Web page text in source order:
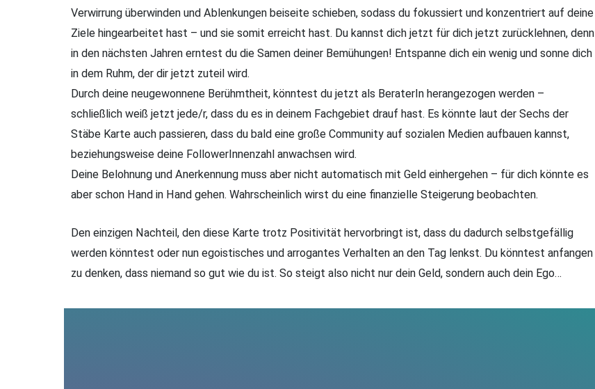
Verwirrung überwinden und Ablenkungen beiseite schieben, sodass du fokussiert und konzentriert auf deine
Ziele hingearbeitet hast – und sie somit erreicht hast. Du kannst dich jetzt für dich jetzt zurücklehnen, denn
in den nächsten Jahren erntest du die Samen deiner Bemühungen! Entspanne dich ein wenig und sonne dich
in dem Ruhm, der dir jetzt zuteil wird.
Durch deine neugewonnene Berühmtheit, könntest du jetzt als BeraterIn herangezogen werden –
schließlich weiß jetzt jede/r, dass du es in deinem Fachgebiet drauf hast. Es könnte laut der Sechs der
Stäbe Karte auch passieren, dass du bald eine große Community auf sozialen Medien aufbauen kannst,
beziehungsweise deine FollowerInnenzahl anwachsen wird.
Deine Belohnung und Anerkennung muss aber nicht automatisch mit Geld einhergehen – für dich könnte es
aber schon Hand in Hand gehen. Wahrscheinlich wirst du eine finanzielle Steigerung beobachten.
Den einzigen Nachteil, den diese Karte trotz Positivität hervorbringt ist, dass du dadurch selbstgefällig
werden könntest oder nun egoistisches und arrogantes Verhalten an den Tag lenkst. Du könntest anfangen
zu denken, dass niemand so gut wie du ist. So steigt also nicht nur dein Geld, sondern auch dein Ego…